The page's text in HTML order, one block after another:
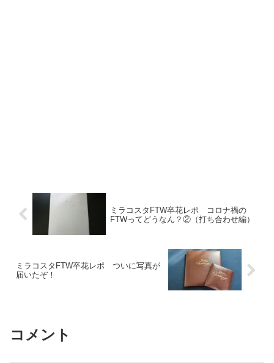
ミラコスタFTW卒花レポ コロナ禍の
FTWってどうなん？②（打ち合わせ編）
ミラコスタFTW卒花レポ ついに写真が
届いたぞ！
コメント